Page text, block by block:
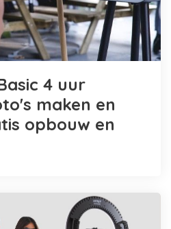
4 uur
maken en
opbouw en